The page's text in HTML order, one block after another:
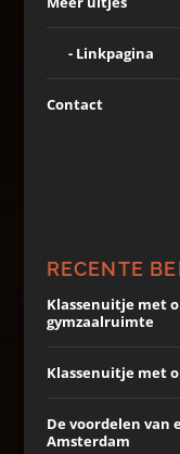
Linkpagina
Contact
RECENTE
Klassenuitje met
gymzaalruimte
Klassenuitje met
De voordelen van
Amsterdam